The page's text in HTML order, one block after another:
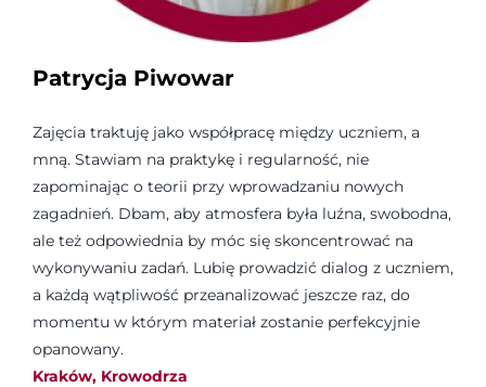
Patrycja Piwowar
Zajęcia traktuję jako współpracę między uczniem, a
mną. Stawiam na praktykę i regularność, nie
zapominając o teorii przy wprowadzaniu nowych
zagadnień. Dbam, aby atmosfera była luźna, swobodna,
ale też odpowiednia by móc się skoncentrować na
wykonywaniu zadań. Lubię prowadzić dialog z uczniem,
a każdą wątpliwość przeanalizować jeszcze raz, do
momentu w którym materiał zostanie perfekcyjnie
opanowany.
Kraków, Krowodrza